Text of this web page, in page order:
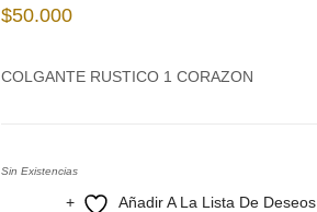
$50.000
COLGANTE RUSTICO 1 CORAZON
Sin Existencias
Añadir A La Lista De Deseos